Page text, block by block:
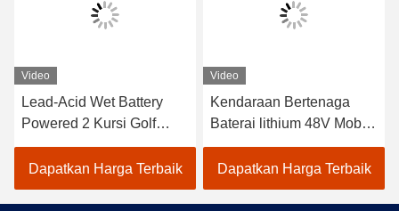
Video
Lead-Acid Wet Battery
Powered 2 Kursi Golf
Carts / Electric Buggy Car
Golf
Dapatkan Harga Terbaik
Video
Kendaraan Bertenaga
Baterai lithium 48V Mobil
Golf Listrik EXCAR
A1S6+2 Putih
Dapatkan Harga Terbaik